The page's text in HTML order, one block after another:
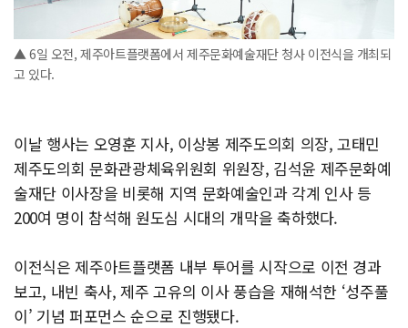
▲ 6일 오전, 제주아트플랫폼에서 제주문화예술재단 청사 이전식을 개최되
고 있다.
이날 행사는 오영훈 지사, 이상봉 제주도의회 의장, 고태민
제주도의회 문화관광체육위원회 위원장, 김석윤 제주문화예
술재단 이사장을 비롯해 지역 문화예술인과 각계 인사 등
200여 명이 참석해 원도심 시대의 개막을 축하했다.
이전식은 제주아트플랫폼 내부 투어를 시작으로 이전 경과
보고, 내빈 축사, 제주 고유의 이사 풍습을 재해석한 ‘성주풀
이’ 기념 퍼포먼스 순으로 진행됐다.